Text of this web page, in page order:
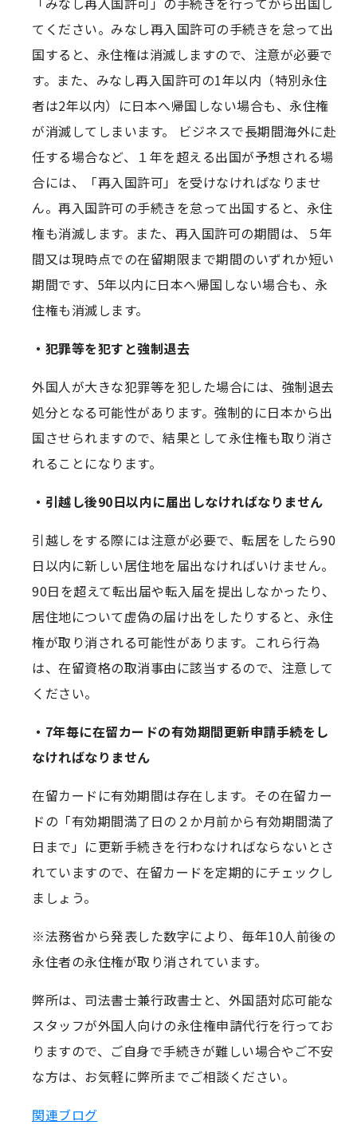
てください。みなし再入国許可の手続きを怠って出
国すると、永住権は消滅しますので、注意が必要で
す。また、みなし再入国許可の1年以内（特別永住
者は2年以内）に日本へ帰国しない場合も、永住権
が消滅してしまいます。 ビジネスで長期間海外に赴
任する場合など、１年を超える出国が予想される場
合には、「再入国許可」を受けなければなりませ
ん。再入国許可の手続きを怠って出国すると、永住
権も消滅します。また、再入国許可の期間は、５年
間又は現時点での在留期限まで期間のいずれか短い
期間です、5年以内に日本へ帰国しない場合も、永
住権も消滅します。
・犯罪等を犯すと強制退去
外国人が大きな犯罪等を犯した場合には、強制退去
処分となる可能性があります。強制的に日本から出
国させられますので、結果として永住権も取り消さ
れることになります。
・引越し後90日以内に届出しなければなりません
引越しをする際には注意が必要で、転居をしたら90
日以内に新しい居住地を届出なければいけません。
90日を超えて転出届や転入届を提出しなかったり、
居住地について虚偽の届け出をしたりすると、永住
権が取り消される可能性があります。これら行為
は、在留資格の取消事由に該当するので、注意して
ください。
・7年毎に在留カードの有効期間更新申請手続をし
なければなりません
在留カードに有効期間は存在します。その在留カー
ドの「有効期間満了日の２か月前から有効期間満了
日まで」に更新手続きを行わなければならないとさ
れていますので、在留カードを定期的にチェックし
ましょう。
※法務省から発表した数字により、毎年10人前後の
永住者の永住権が取り消されています。
弊所は、司法書士兼行政書士と、外国語対応可能な
スタッフが外国人向けの永住権申請代行を行ってお
りますので、ご自身で手続きが難しい場合やご不安
な方は、お気軽に弊所までご相談ください。
関連ブログ